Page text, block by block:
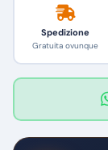
Spedizione
Gratuita ovunque